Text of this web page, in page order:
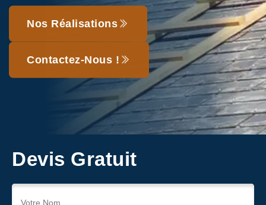
Nos Réalisations
Contactez-Nous !
Devis Gratuit